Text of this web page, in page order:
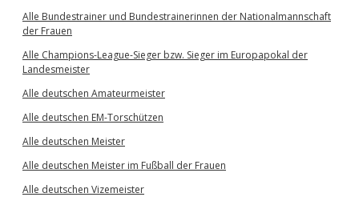
Alle Bundestrainer und Bundestrainerinnen der Nationalmannschaft
der Frauen
Alle Champions-League-Sieger bzw. Sieger im Europapokal der
Landesmeister
Alle deutschen Amateurmeister
Alle deutschen EM-Torschützen
Alle deutschen Meister
Alle deutschen Meister im Fußball der Frauen
Alle deutschen Vizemeister